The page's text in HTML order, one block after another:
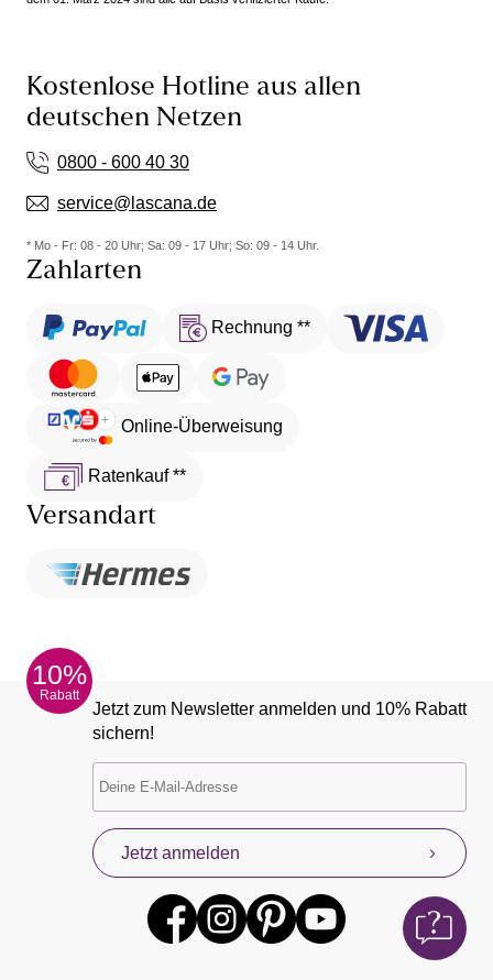
Kostenlose Hotline aus allen
deutschen Netzen
0800 - 600 40 30
service@lascana.de
* Mo - Fr: 08 - 20 Uhr; Sa: 09 - 17 Uhr; So: 09 - 14 Uhr.
Zahlarten
Rechnung **
Online-Überweisung
Ratenkauf **
Versandart
10%
Rabatt
Jetzt zum Newsletter anmelden und 10% Rabatt
sichern!
Jetzt anmelden